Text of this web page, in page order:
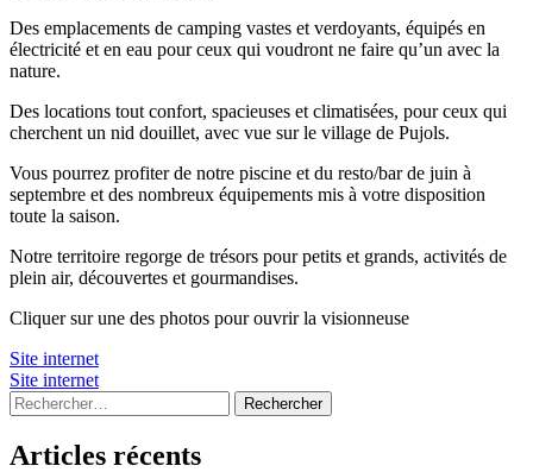
Des emplacements de camping vastes et verdoyants, équipés en
électricité et en eau pour ceux qui voudront ne faire qu’un avec la
nature.
Des locations tout confort, spacieuses et climatisées, pour ceux qui
cherchent un nid douillet, avec vue sur le village de Pujols.
Vous pourrez profiter de notre piscine et du resto/bar de juin à
septembre et des nombreux équipements mis à votre disposition
toute la saison.
Notre territoire regorge de trésors pour petits et grands, activités de
plein air, découvertes et gourmandises.
Cliquer sur une des photos pour ouvrir la visionneuse
Site internet
Site internet
Rechercher :
Articles récents